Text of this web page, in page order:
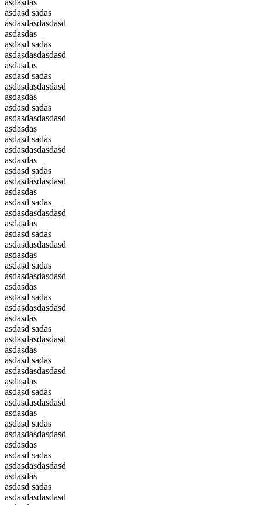
asdasdas
asdasd sadas
asdasdasdasdasd
asdasdas
asdasd sadas
asdasdasdasdasd
asdasdas
asdasd sadas
asdasdasdasdasd
asdasdas
asdasd sadas
asdasdasdasdasd
asdasdas
asdasd sadas
asdasdasdasdasd
asdasdas
asdasd sadas
asdasdasdasdasd
asdasdas
asdasd sadas
asdasdasdasdasd
asdasdas
asdasd sadas
asdasdasdasdasd
asdasdas
asdasd sadas
asdasdasdasdasd
asdasdas
asdasd sadas
asdasdasdasdasd
asdasdas
asdasd sadas
asdasdasdasdasd
asdasdas
asdasd sadas
asdasdasdasdasd
asdasdas
asdasd sadas
asdasdasdasdasd
asdasdas
asdasd sadas
asdasdasdasdasd
asdasdas
asdasd sadas
asdasdasdasdasd
asdasdas
asdasd sadas
asdasdasdasdasd